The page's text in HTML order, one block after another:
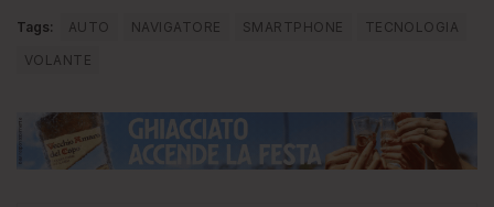
Tags: AUTO NAVIGATORE SMARTPHONE
TECNOLOGIA
VOLANTE